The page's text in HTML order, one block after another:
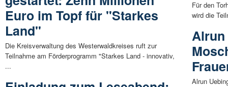
Euro im Topf für "Starkes
Land"
Die Kreisverwaltung des Westerwaldkreises ruft zur
Teilnahme am Förderprogramm "Starkes Land - innovativ,
...
Für den
wird die
Alrun
Alrun